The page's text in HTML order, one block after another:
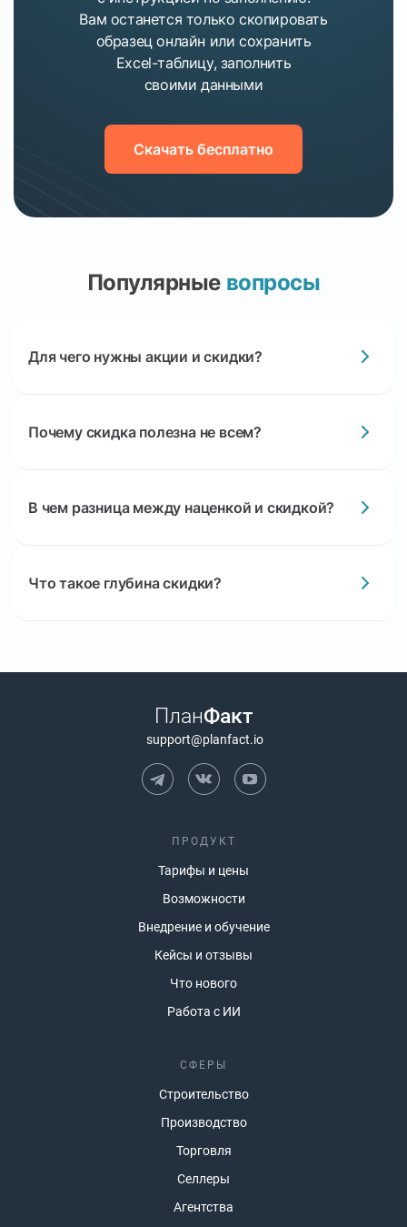
Вам останется только скопировать
образец онлайн или сохранить
Excel-таблицу,заполнить
своими данными
Скачать бесплатно
Популярные вопросы
Для чего нужны акции и скидки?
Почему скидка полезна не всем?
В чем разница между наценкой и скидкой?
Что такое глубина скидки?
ПланФакт
support@planfact.io
ПРОДУКТ
Тарифы и цены
Возможности
Внедрение и обучение
Кейсы и отзывы
Что нового
Работа с ИИ
СФЕРЫ
Строительство
Производство
Торговля
Селлеры
Агентства